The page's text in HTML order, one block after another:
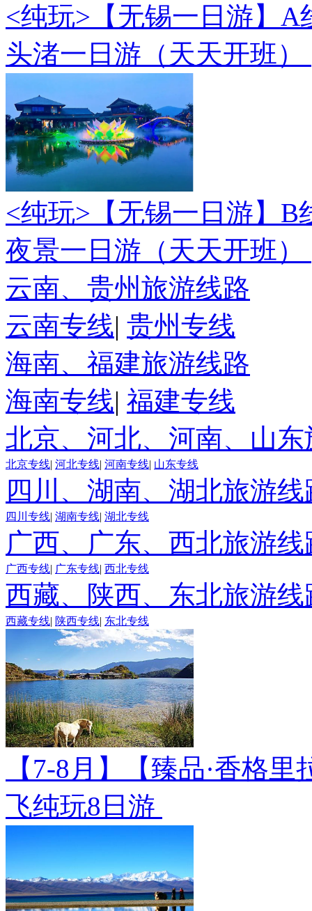
<纯玩> 【无锡一日游】
头渚一日游（天天开班）
<纯玩> 【无锡一日游】
夜景一日游（天天开班）
云南、贵州旅游线路
云南专线| 贵州专线
海南、福建旅游线路
海南专线| 福建专线
北京、河北、河南、山
北京专线| 河北专线| 河南专线| 山东专线
四川、湖南、湖北旅游线
四川专线| 湖南专线| 湖北专线
广西、广东、西北旅游线
广西专线| 广东专线| 西北专线
西藏、陕西、东北旅游线
西藏专线| 陕西专线| 东北专线
【7-8月】【臻品·香格
飞纯玩8日游